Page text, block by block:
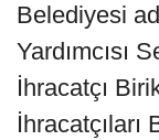
Belediyesi
Yardımcısı
İhracatçı